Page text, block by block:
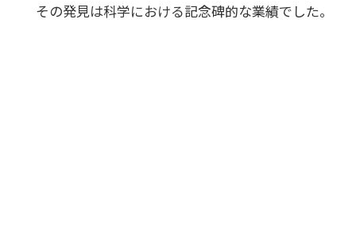
その発見は科学における記念碑的な業績でした。